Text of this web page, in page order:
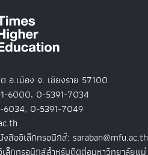
อ.เมือง จ. เชียงราย 57100
6000, 0-5391-7034
6034, 0-5391-7049
สืออิเล็กทรอนิกส์: saraban@mfu.ac.th
เล็กทรอนิกส์สำหรับติดต่อมหาวิทยาลัยแม่